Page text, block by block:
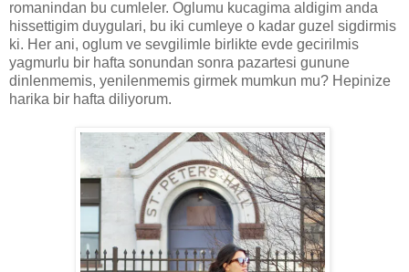
romanindan bu cumleler. Oglumu kucagima aldigim anda
hissettigim duygulari, bu iki cumleye o kadar guzel sigdirmis
ki. Her ani, oglum ve sevgilimle birlikte evde gecirilmis
yagmurlu bir hafta sonundan sonra pazartesi gunune
dinlenmemis, yenilenmemis girmek mumkun mu? Hepinize
harika bir hafta diliyorum.